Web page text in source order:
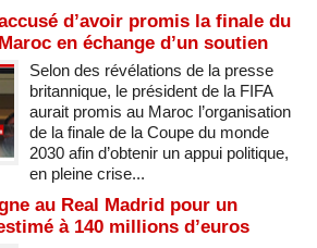
d’avoir promis la finale du
en échange d’un soutien
Selon des révélations de la presse
britannique, le président de la FIFA
aurait promis au Maroc l’organisation
de la finale de la Coupe du monde
2030 afin d’obtenir un appui politique,
en pleine crise...
au Real Madrid pour un
à 140 millions d’euros